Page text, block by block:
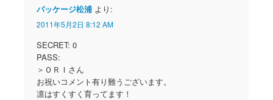
パッケージ松浦 より:
2011年5月2日 8:12 AM
SECRET: 0
PASS:
＞ＯＲＩさん
お祝いコメント有り難うございます。
凛はすくすく育ってます！